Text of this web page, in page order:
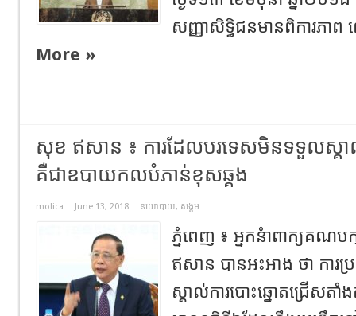
សញ្ញាសិទ្ធិជនមានពិការភា
More »
សុខ ឥសាន ៖ ការដែលបរទេសមិនទទួលស្គ
គឺជាឧបាយកលបំភាន់ខុសឆ្គង
molica June 13, 2018 នយោបាយ, សង្គម
ភ្នំពេញ ៖ អ្នកនំាពាក្យគណ
ឥសាន បានអះអាង ថា កា
ស្គាល់ការបោះឆ្នោតជ្រើសតាំ